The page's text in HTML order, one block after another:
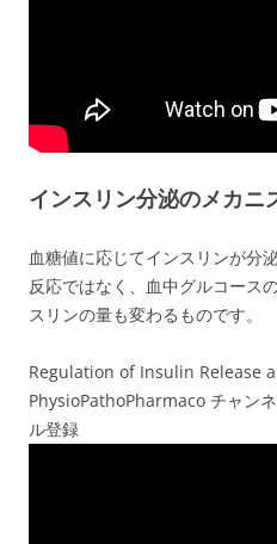
インスリン分泌のメカニ
血糖値に応じてインスリンが分
反応ではなく、血中グルコース
スリンの量も変わるものです。
Regulation of Insulin Release
PhysioPathoPharmaco チャン
ル登録